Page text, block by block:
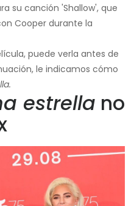
su canción 'Shallow', que
Cooper durante la
puede verla antes de
le indicamos cómo
estrella no